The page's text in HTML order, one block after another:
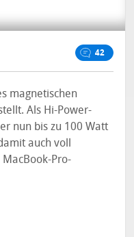
42
magnetischen
Als Hi-Power-
nun bis zu 100 Watt
auch voll
Pro-